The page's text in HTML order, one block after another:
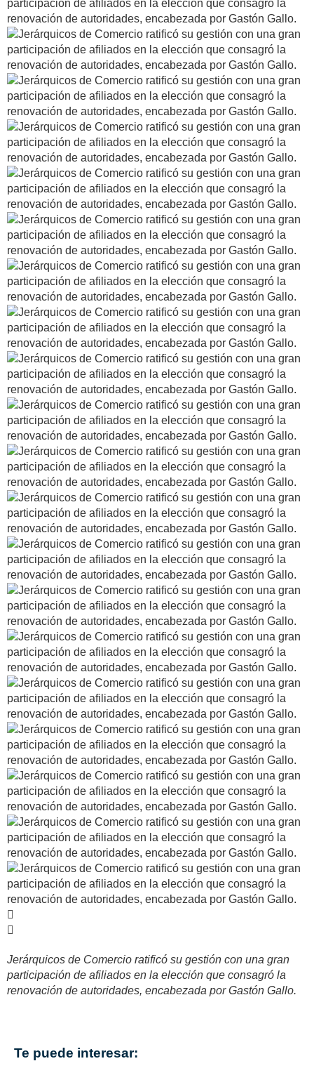
Jerárquicos de Comercio ratificó su gestión con una gran
participación de afiliados en la elección que consagró la
renovación de autoridades, encabezada por Gastón Gallo.
Te puede interesar: